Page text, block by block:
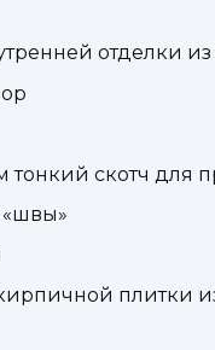
отделки из
тонкий скотч для
плитки